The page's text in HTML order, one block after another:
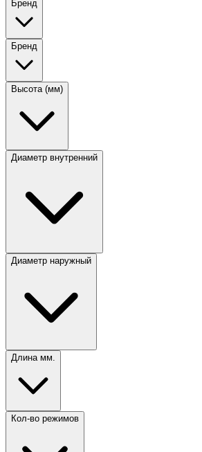
Бренд
Бренд
Высота (мм)
Диаметр внутренний
Диаметр наружный
Длина мм.
Кол-во режимов